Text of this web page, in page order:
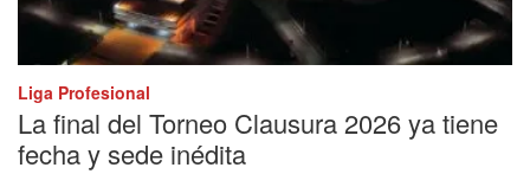
Liga Profesional
La final del Torneo Clausura 2026 ya tiene
fecha y sede inédita